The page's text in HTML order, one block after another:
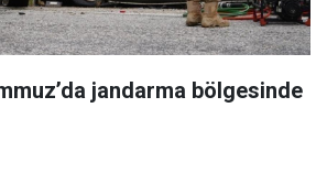
jandarma bölgesinde